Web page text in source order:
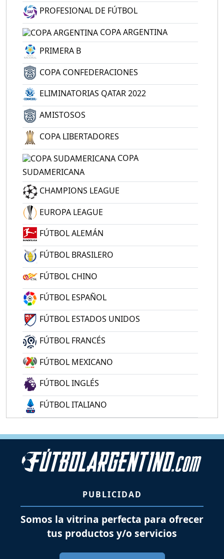
PROFESIONAL DE FÚTBOL
COPA ARGENTINA
PRIMERA B
COPA CONFEDERACIONES
ELIMINATORIAS QATAR 2022
AMISTOSOS
COPA LIBERTADORES
COPA
SUDAMERICANA
CHAMPIONS LEAGUE
EUROPA LEAGUE
FÚTBOL ALEMÁN
FÚTBOL BRASILERO
FÚTBOL CHINO
FÚTBOL ESPAÑOL
FÚTBOL ESTADOS UNIDOS
FÚTBOL FRANCÉS
FÚTBOL MEXICANO
FÚTBOL INGLÉS
FÚTBOL ITALIANO
PUBLICIDAD
Somos la vitrina perfecta para ofrecer
tus productos y/o servicios